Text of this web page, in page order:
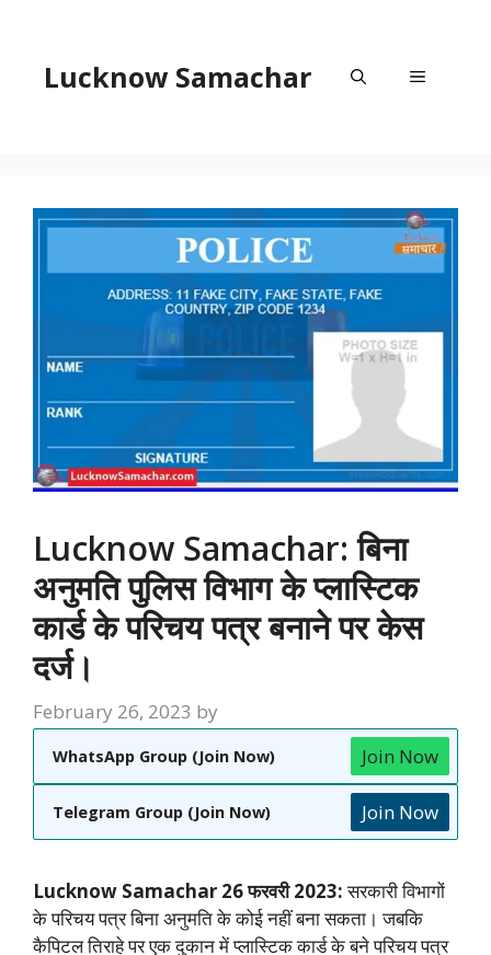
contentLucknow Samachar Menu
Lucknow Samachar: बिना
अनुमति पुलिस विभाग के प्लास्टिक
कार्ड के परिचय पत्र बनाने पर केस
दर्ज।
February 26, 2023 by
WhatsApp Group (Join Now) Join Now
Telegram Group (Join Now) Join Now
Lucknow Samachar 26 फरवरी 2023:सरकारी विभागों
के परिचय पत्र बिना अनुमति के कोई नहीं बना सकता। जबकि
कैपिटल तिराहे पर एक दुकान में प्लास्टिक कार्ड के बने परिचय पत्र